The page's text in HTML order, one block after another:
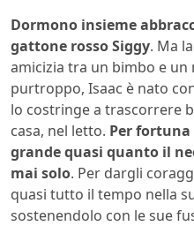
Dormono insieme
gattone rosso Siggy. Ma
amicizia tra un bimbo e un
purtroppo, Isaac è nato
lo costringe a trascorrere
casa, nel letto. Per fortuna
grande quasi quanto il
mai solo. Per dargli
quasi tutto il tempo nella
sostenendolo con le sue